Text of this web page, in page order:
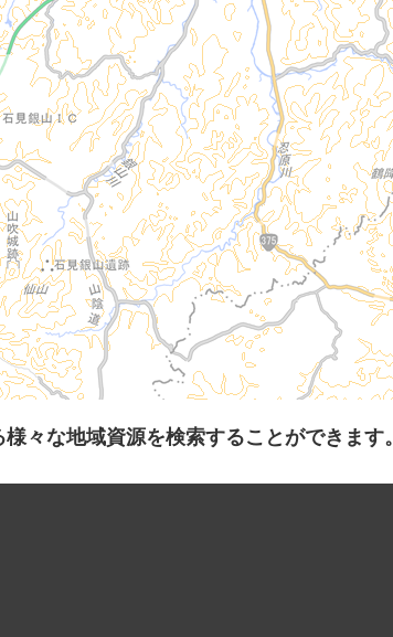
々な地域資源を検索することができます。